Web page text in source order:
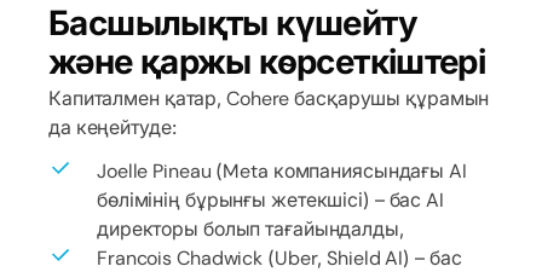
Басшылықты күшейту
және қаржы көрсеткіштері
Капиталмен қатар, Cohere басқарушы құрамын
да кеңейтуде:
Joelle Pineau (Meta компаниясындағы AI
бөлімінің бұрынғы жетекшісі) – бас AI
директоры болып тағайындалды,
Francois Chadwick (Uber, Shield AI) – бас